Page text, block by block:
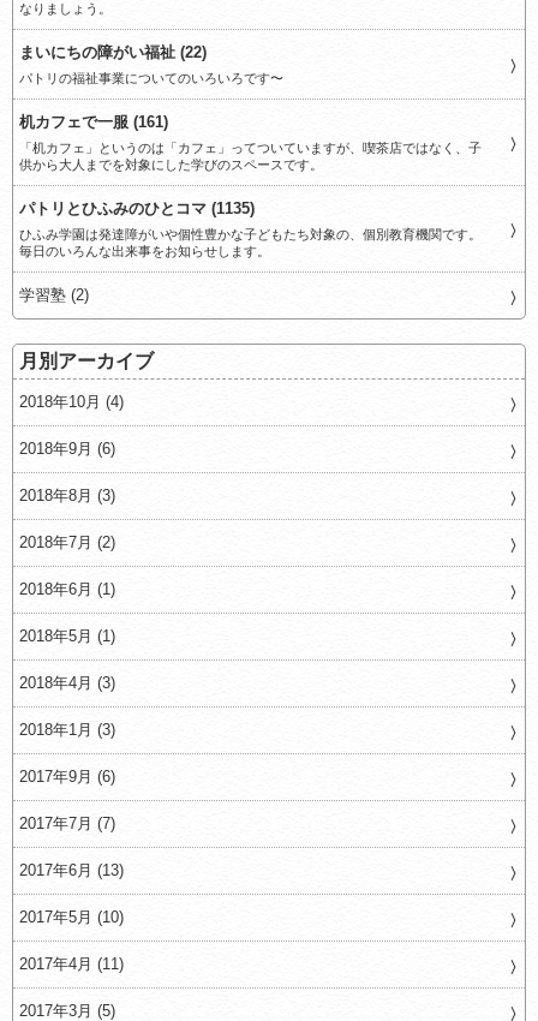
なりましょう。
まいにちの障がい福祉 (22)
パトリの福祉事業についてのいろいろです〜
机カフェで一服 (161)
「机カフェ」というのは「カフェ」ってついていますが、喫茶店ではなく、子
供から大人までを対象にした学びのスペースです。
パトリとひふみのひとコマ (1135)
ひふみ学園は発達障がいや個性豊かな子どもたち対象の、個別教育機関です。
毎日のいろんな出来事をお知らせします。
学習塾 (2)
月別アーカイブ
2018年10月 (4)
2018年9月 (6)
2018年8月 (3)
2018年7月 (2)
2018年6月 (1)
2018年5月 (1)
2018年4月 (3)
2018年1月 (3)
2017年9月 (6)
2017年7月 (7)
2017年6月 (13)
2017年5月 (10)
2017年4月 (11)
2017年3月 (5)